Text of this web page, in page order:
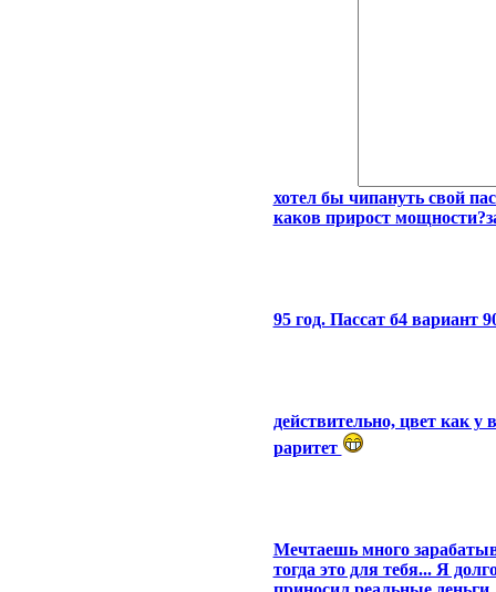
хотел бы чипануть свой
каков прирост
95 год. Пассат б4 вариант
действительно, цвет как
раритет
Мечтаешь много
тогда это для тебя... Я